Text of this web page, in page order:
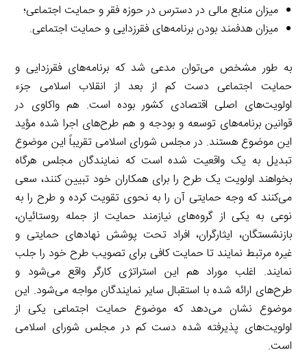
میزان منابع مالی در دسترس در حوزه فقر و حمایت اجتماعی؛
میزان هدفمند بودن برنامه‌های فقرزدایی و حمایت اجتماعی.
به طور مشخص می‌توان مدعی شد که برنامه‌های فقرزدایی و
حمایت اجتماعی دست کم از بعد از انقلاب اسلامی جزء
اولویت‌های اصلی اقتصادی کشور بوده است. هم واکاوی در
قوانین برنامه‌های توسعه و بودجه و هم طرح‌های اجرا شده مؤید
این موضوع هستند. در مجلس شورای اسلامی تقریباً این موضوع
تبدیل به یک واقعیت شده است که نمایندگان مجلس هرگاه
بخواهند اولویت یک طرح را برای همکاران خود تبیین کنند، سعی
می‌کنند که وجه حمایتی آن را به نحوی تقویت کرده و طرح را به
نوعی به یکی از گروه‌های نیازمند حمایت از جمله روستائیان،
بازنشستگان، ایثارگران، افراد تحت پوشش نهادهای حمایتی و
غیره مرتبط نمایند تا حمایت کافی برای تصویب طرح خود را جلب
نمایند. اغلب موراد هم این استراتژی کارگر واقع می‌شود و
طرح‌های ارائه شده با استقبال سایر نمایندگان مواجه می‌شود. این
موضوع نشان می‌دهد که موضوع حمایت اجتماعی یکی از
اولویت‌های پذیرفته شده دست کم در مجلس شورای اسلامی
است.